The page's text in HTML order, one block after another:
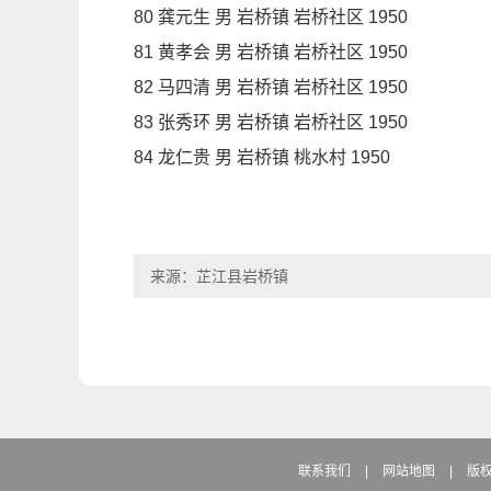
80 龚元生 男 岩桥镇 岩桥社区 1950
81 黄孝会 男 岩桥镇 岩桥社区 1950
82 马四清 男 岩桥镇 岩桥社区 1950
83 张秀环 男 岩桥镇 岩桥社区 1950
84 龙仁贵 男 岩桥镇 桃水村 1950
来源：芷江县岩桥镇
联系我们 网站地图 版